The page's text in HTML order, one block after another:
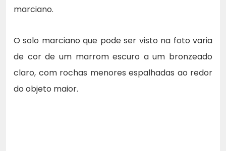
marciano.
O solo marciano que pode ser visto na foto varia
de cor de um marrom escuro a um bronzeado
claro, com rochas menores espalhadas ao redor
do objeto maior.